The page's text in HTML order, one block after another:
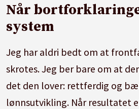
Når
system
Jeg har aldri bedt om at
skrotes. Jeg ber bare om at
det den lover: rettferdig og
lønnsutvikling. Når resultatet